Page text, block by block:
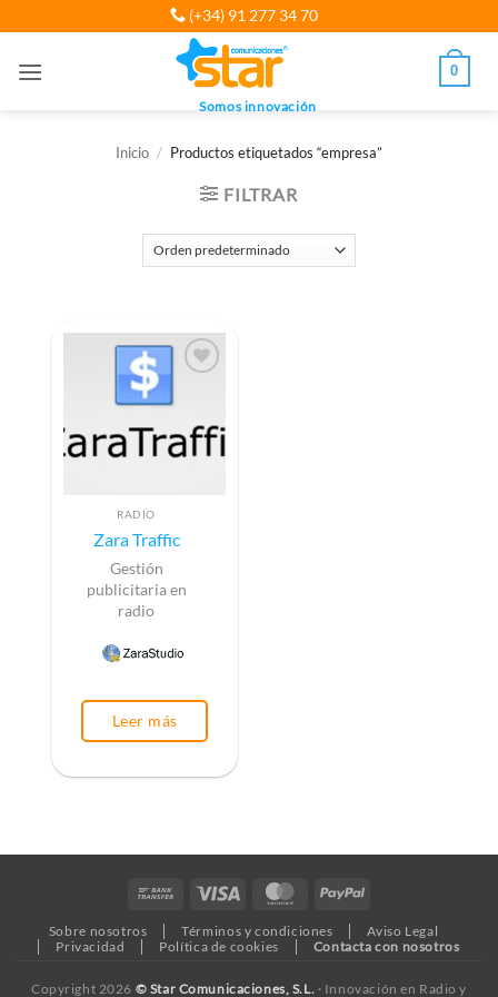
al
(+34) 91 277 34 70
Somos innovación
0
Inicio / Productos etiquetados “empresa”
FILTRAR
RADIO
Zara Traffic
Gestión
publicitaria en
radio
Leer más
Bank
Visa MasterCardPayPal
Sobre nosotros Términos y condiciones
Aviso Legal
Privacidad
Política de cookies Contacta con nosotros
Copyright 2026 © Star Comunicaciones, S.L. · Innovación en Radio y